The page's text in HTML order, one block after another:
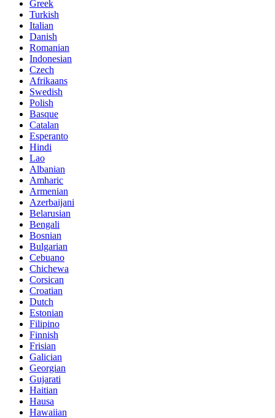
Greek
Turkish
Italian
Danish
Romanian
Indonesian
Czech
Afrikaans
Swedish
Polish
Basque
Catalan
Esperanto
Hindi
Lao
Albanian
Amharic
Armenian
Azerbaijani
Belarusian
Bengali
Bosnian
Bulgarian
Cebuano
Chichewa
Corsican
Croatian
Dutch
Estonian
Filipino
Finnish
Frisian
Galician
Georgian
Gujarati
Haitian
Hausa
Hawaiian